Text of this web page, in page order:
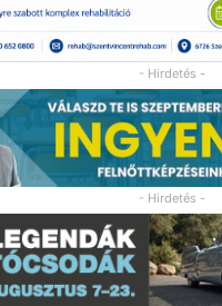
- Hirdetés -
- Hirdetés -